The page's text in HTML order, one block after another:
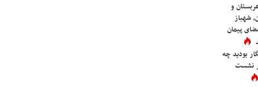
و
شهباز
پیمان
بودید چه
نشست